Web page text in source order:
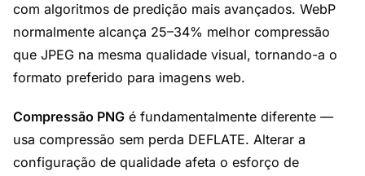
com algoritmos de predição mais avançados. WebP
normalmente alcança 25–34% melhor compressão
que JPEG na mesma qualidade visual, tornando-a o
formato preferido para imagens web.
Compressão PNG é fundamentalmente diferente —
usa compressão sem perda DEFLATE. Alterar a
configuração de qualidade afeta o esforço de